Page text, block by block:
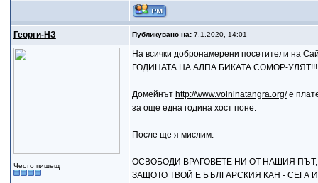
Георги-НЗ Публикувано на:7.1.2020, 14:01
Често пишещ
На всички добронамерени посетители
ГОДИНАТА НА АЛПА БИКАТА СОМОР-УЛЯТ!!!
Домейнът http://www.voininatangra.org/е
за още една година хост поне.
После ще я мислим.
ОСВОБОДИ ВРАГОВЕТЕ НИ ОТ НАШИЯ
ЗАЩОТО ТВОЙ Е БЪЛГАРСКИЯ КАН - СЕГА